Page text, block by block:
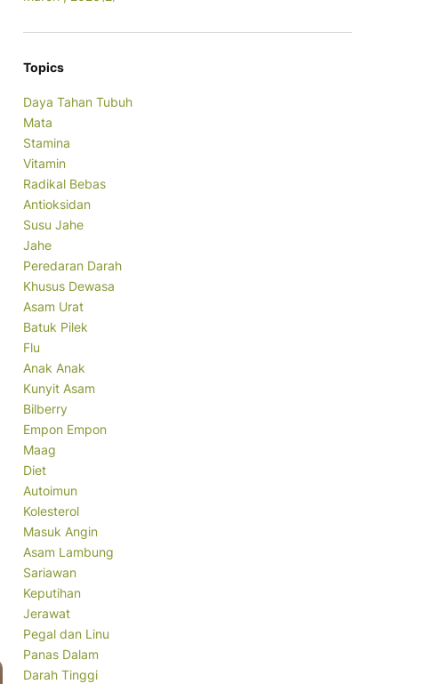
Topics
Daya Tahan Tubuh
Mata
Stamina
Vitamin
Radikal Bebas
Antioksidan
Susu Jahe
Jahe
Peredaran Darah
Khusus Dewasa
Asam Urat
Batuk Pilek
Flu
Anak Anak
Kunyit Asam
Bilberry
Empon Empon
Maag
Diet
Autoimun
Kolesterol
Masuk Angin
Asam Lambung
Sariawan
Keputihan
Jerawat
Pegal dan Linu
Panas Dalam
Darah Tinggi